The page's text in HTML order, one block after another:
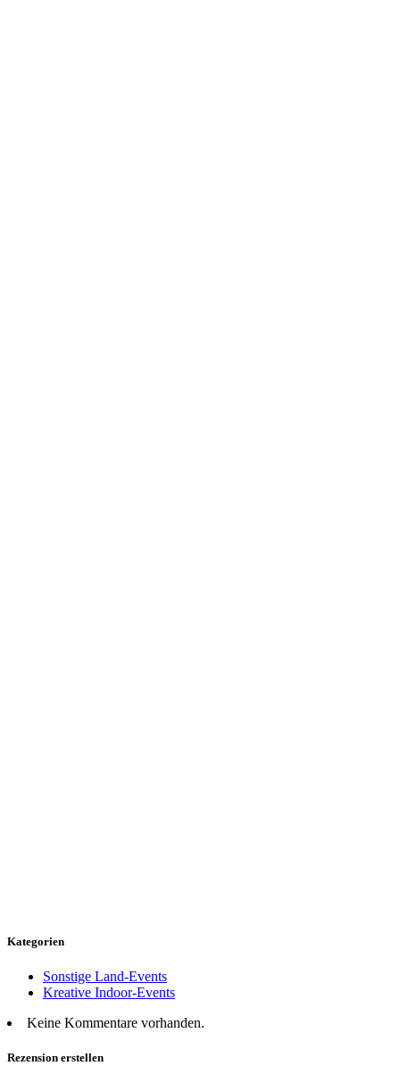
Kategorien
Sonstige Land-Events
Kreative Indoor-Events
Keine Kommentare vorhanden.
Rezension erstellen